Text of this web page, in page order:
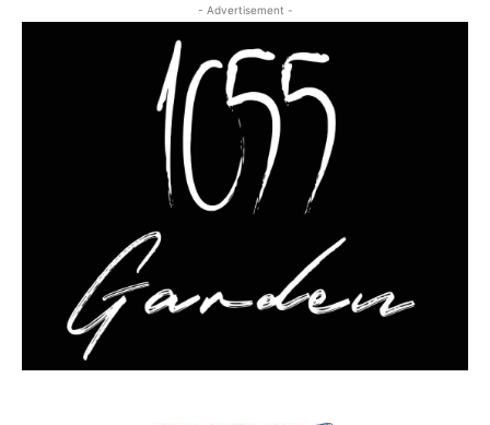
- Advertisement -